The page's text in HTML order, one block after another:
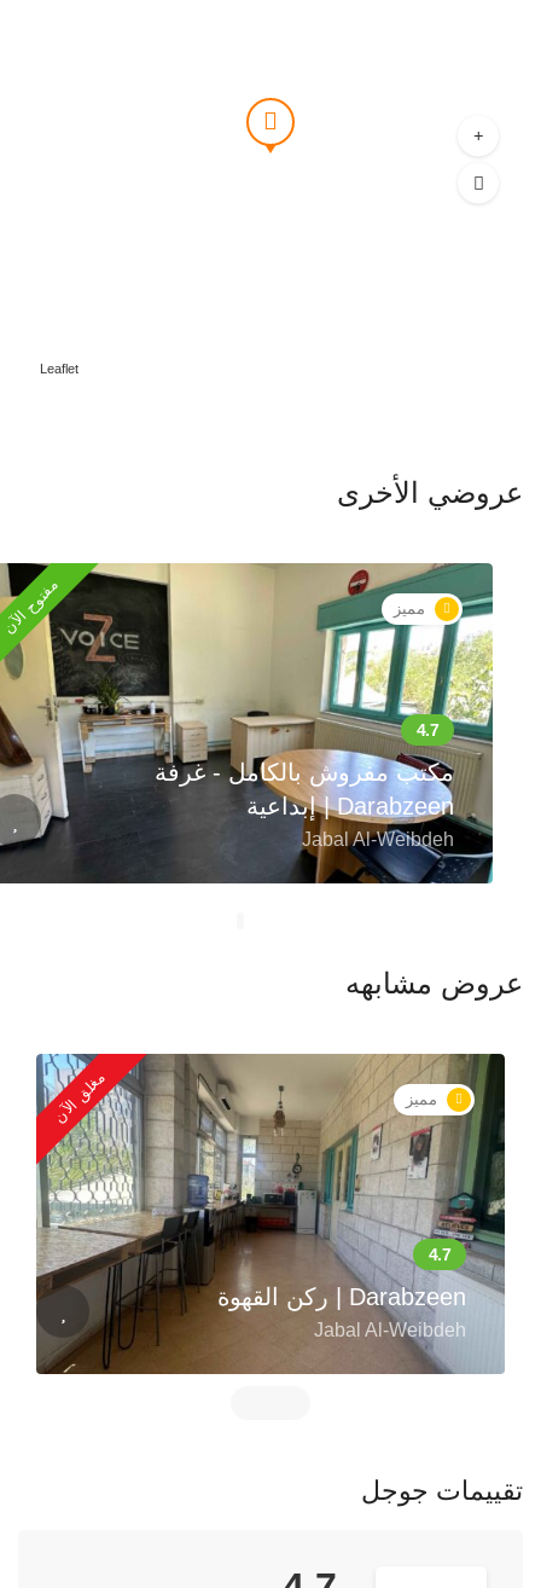
Leaflet
عروضي الأخرى
مميز مفتوح الآن
مكتب مفروش بالكامل - غرفة
إبداعية | Darabzeen
Jabal Al-Weibdeh
عروض مشابهه
مميز مغلق الآن
ركن القهوة | Darabzeen
Jabal Al-Weibdeh
تقييمات جوجل